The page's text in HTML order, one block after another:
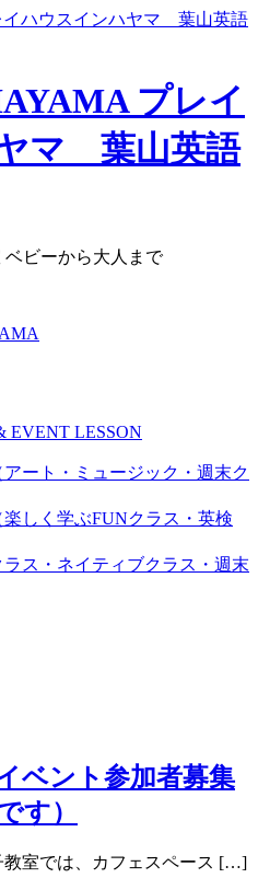
プレイ
マ 葉山英語
ベビーから大人まで
EVENT LESSON
ート・ミュージック・週末ク
しく学ぶFUNクラス・英検
ス・ネイティブクラス・週末
ベント参加者募集
す）
教室では、カフェスペース […]